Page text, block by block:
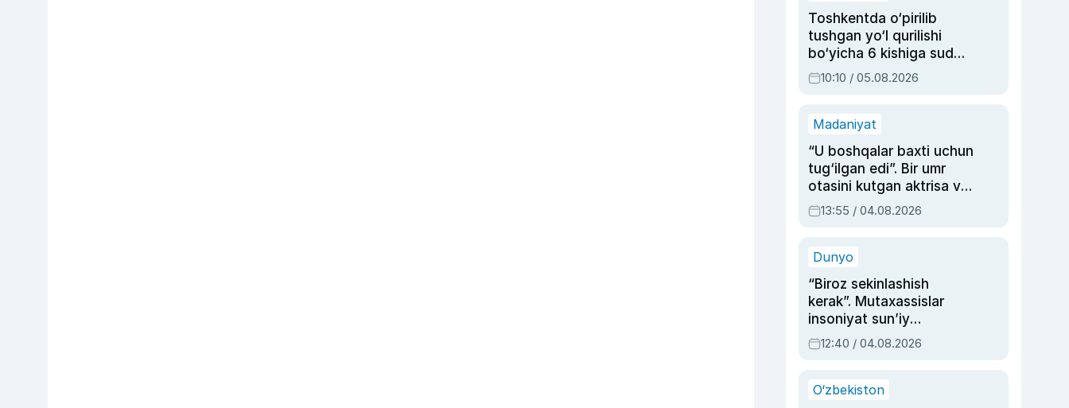
Toshkentda o‘pirilib
tushgan yo‘l qurilishi
bo‘yicha 6 kishiga sud
hukmi o‘qildi
10:10 / 05.08.2026
Madaniyat
“U boshqalar baxti uchun
tug‘ilgan edi”. Bir umr
otasini kutgan aktrisa va
dublyaj ustasi Rimma
Ahmedovaning
13:55 / 04.08.2026
Dunyo
“Biroz sekinlashish
kerak”. Mutaxassislar
insoniyat sun’iy
intellektni boshqara
olmay qolishidan xavotir
12:40 / 04.08.2026
O‘zbekiston